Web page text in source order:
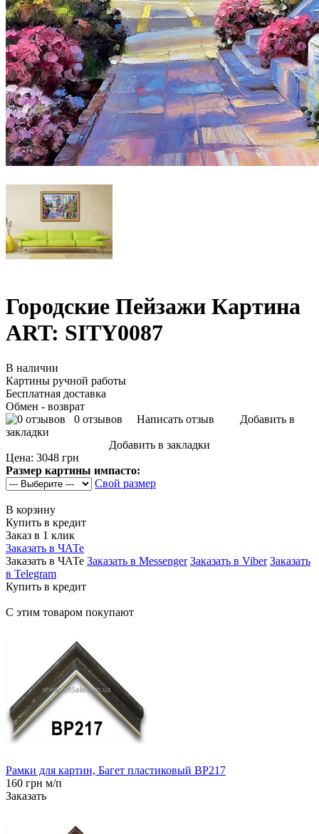
Городские Пейзажи Картина
ART: SITY0087
В наличии
Картины ручной работы
Бесплатная доставка
Обмен - возврат
0 отзывов
Написать отзыв
Добавить в
закладки
Добавить в закладки
Цена: 3048 грн
Размер картины импасто:
Свой размер
В корзину
Купить в кредит
Заказ в 1 клик
Заказать в ЧАТе
Заказать в ЧАТе Заказать в Messenger Заказать в Viber Заказать
в Telegram
Купить в кредит
С этим товаром покупают
Рамки для картин, Багет пластиковый BP217
160 грн м/п
Заказать